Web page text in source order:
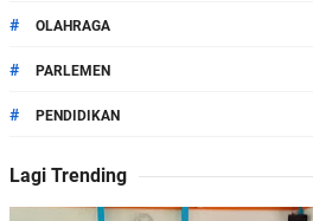
# OLAHRAGA
# PARLEMEN
# PENDIDIKAN
Lagi Trending